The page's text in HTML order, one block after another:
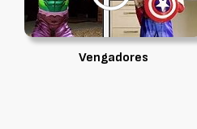
Vengadores